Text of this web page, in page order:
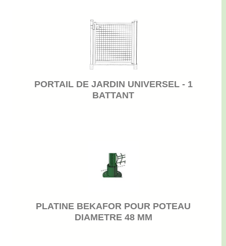
PORTAIL DE JARDIN UNIVERSEL - 1
BATTANT
PLATINE BEKAFOR POUR POTEAU
DIAMETRE 48 MM